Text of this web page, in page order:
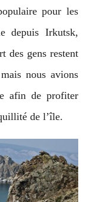
pour les
depuis Irkutsk,
des gens restent
nous avions
afin de profiter
de l’île.